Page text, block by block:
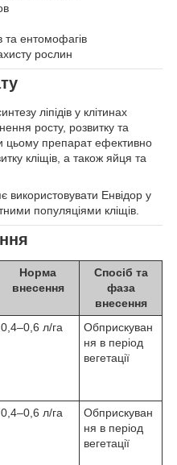
та ентомофагів
рослин
ліпідів у клітинах
росту, розвитку та
цьому препарат ефективно
кліщів, а також яйця та
використовувати Енвідор у
популяціями кліщів.
Норма
внесення
Спосіб та
фаза
внесення
0,4–0,6 л/га
Обприскуван
ня в період
вегетації
0,4–0,6 л/га
Обприскуван
ня в період
вегетації